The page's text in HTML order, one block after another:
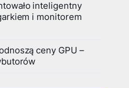
inteligentny
i monitorem
ceny GPU –